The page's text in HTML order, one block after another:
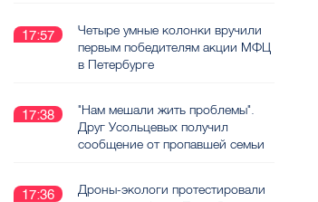
17:57
Четыре умные колонки вручили
первым победителям акции МФЦ
в Петербурге
17:38
"Нам мешали жить проблемы".
Друг Усольцевых получил
сообщение от пропавшей семьи
17:36
Дроны-экологи протестировали